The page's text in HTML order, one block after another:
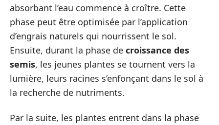
absorbant l’eau commence à croître. Cette
phase peut être optimisée par l’application
d’engrais naturels qui nourrissent le sol.
Ensuite, durant la phase de croissance des
semis, les jeunes plantes se tournent vers la
lumière, leurs racines s’enfonçant dans le sol à
la recherche de nutriments.
Par la suite, les plantes entrent dans la phase